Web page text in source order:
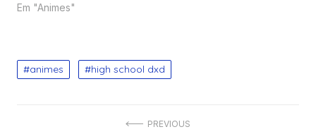
Em "Animes"
animes high school dxd
PREVIOUS